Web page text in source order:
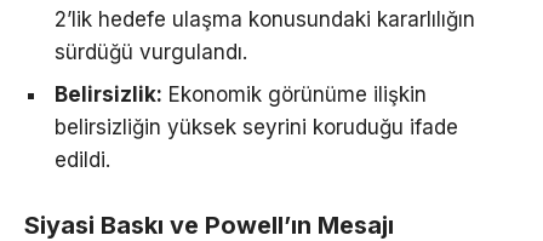
2’lik hedefe ulaşma konusundaki kararlılığın
sürdüğü vurgulandı.
Belirsizlik: Ekonomik görünüme ilişkin
belirsizliğin yüksek seyrini koruduğu ifade
edildi.
Siyasi Baskı ve Powell’ın Mesajı